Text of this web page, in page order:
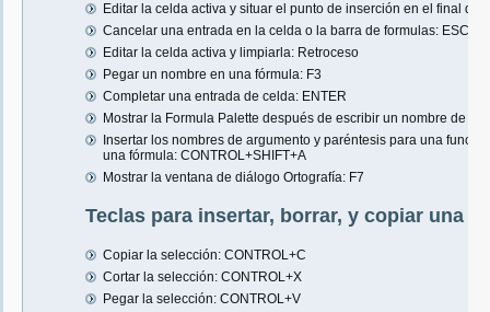
Editar la celda activa y situar el punto de inserción en el final de
Cancelar una entrada en la celda o la barra de formulas:
Editar la celda activa y limpiarla: Retroceso
Pegar un nombre en una fórmula: F3
Completar una entrada de celda: ENTER
Mostrar la Formula Palette después de escribir un nombre de
Insertar los nombres de argumento y paréntesis para una
una fórmula: CONTROL+SHIFT+A
Mostrar la ventana de diálogo Ortografía: F7
Teclas para insertar, borrar, y copiar una
Copiar la selección: CONTROL+C
Cortar la selección: CONTROL+X
Pegar la selección: CONTROL+V